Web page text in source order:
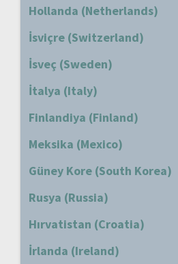
Hollanda (Netherlands)
İsviçre (Switzerland)
İsveç (Sweden)
İtalya (Italy)
Finlandiya (Finland)
Meksika (Mexico)
Güney Kore (South Korea)
Rusya (Russia)
Hırvatistan (Croatia)
İrlanda (Ireland)